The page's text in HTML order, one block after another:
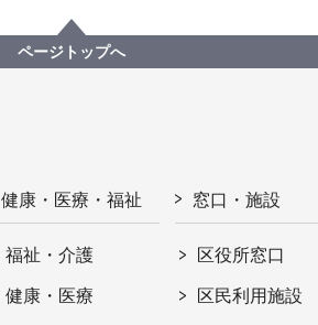
ページトップへ
健康・医療・福祉
福祉・介護
健康・医療
窓口・施設
区役所窓口
区民利用施設